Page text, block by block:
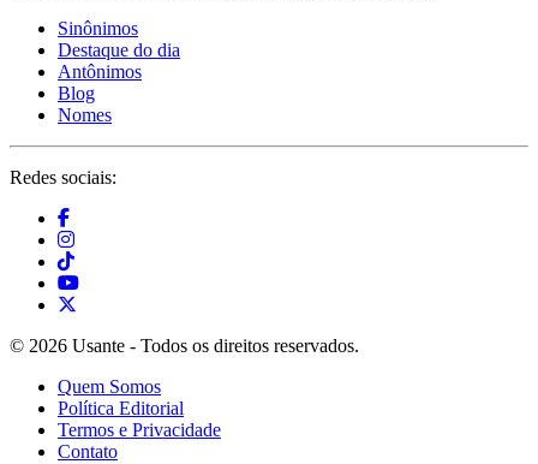
Sinônimos
Destaque do dia
Antônimos
Blog
Nomes
Redes sociais:
© 2026 Usante - Todos os direitos reservados.
Quem Somos
Política Editorial
Termos e Privacidade
Contato